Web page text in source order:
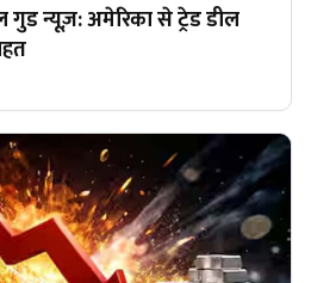
गुड न्यूज़: अमेरिका से ट्रेड डील